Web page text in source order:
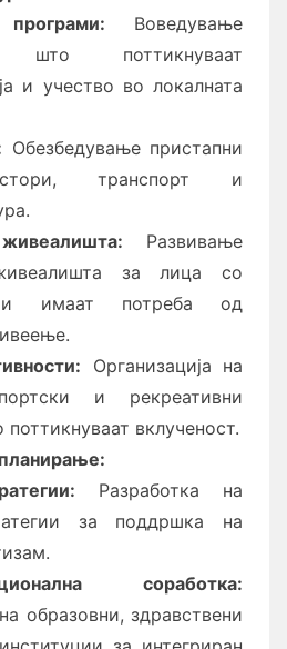
Воведување
што поттикнуваат
и учество во локалната
Обезбедување пристапни
транспорт и
Развивање
за лица со
имаат потреба од
Организација на
и рекреативни
вклученост.
планирање:
Разработка на
за поддршка на
соработка:
образовни, здравствени